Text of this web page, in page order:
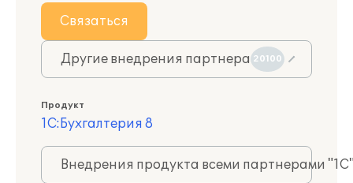
Связаться
Другие внедрения партнера 20100
Продукт
1С:Бухгалтерия 8
Внедрения продукта всеми партнерами